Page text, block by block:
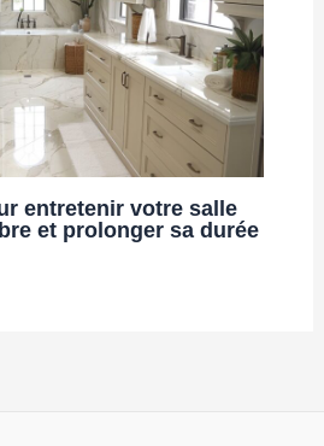
entretenir votre salle
et prolonger sa durée